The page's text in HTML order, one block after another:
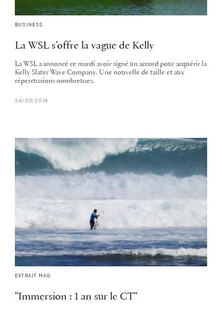
BUSINESS
La WSL s’offre la vague de Kelly
La WSL a annoncé ce mardi avoir signé un accord pour acquérir la
Kelly Slater Wave Company. Une nouvelle de taille et aux
répercussions nombreuses.
24/05/2016
EXTRAIT MAG
"Immersion : 1 an sur le CT"